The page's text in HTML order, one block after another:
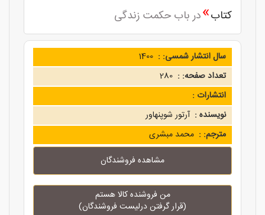
کتاب»در باب حکمت زندگی
سال انتشار شمسی: : 1400
تعداد صفحه: : 280
انتشارات :
نویسنده : آرتور شوپنهاور
مترجم: : محمد مبشری
مشاهده فروشندگان
من فروشنده کالا هستم
(قرار گرفتن درلیست فروشندگان)